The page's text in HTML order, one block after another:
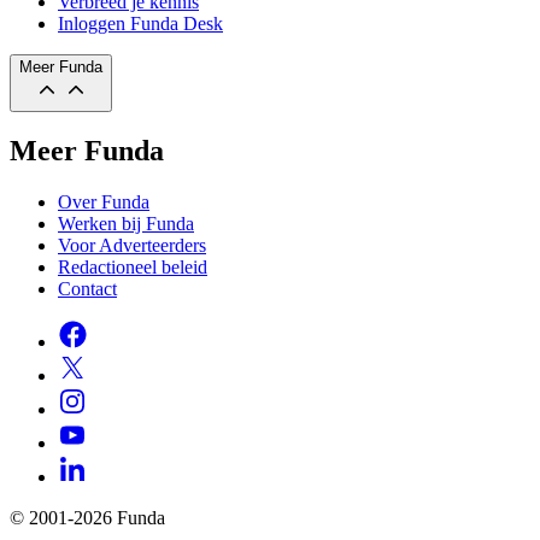
Inloggen Funda Desk
Meer Funda
Meer Funda
Over Funda
Werken bij Funda
Voor Adverteerders
Redactioneel beleid
Contact
© 2001-2026 Funda